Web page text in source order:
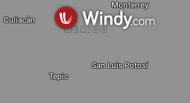
Tepic
Culiacán
MÉXICO
Monterrey
San Luis Potosí